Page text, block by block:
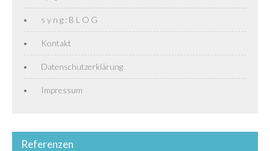
s y n g : B L O G
Kontakt
Datenschutzerklärung
Impressum
Referenzen